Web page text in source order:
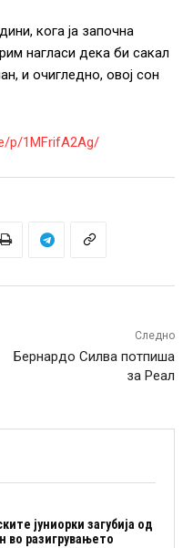
кога ја започна
нагласи дека би сакал
и очигледно, овој сон
p/1MFrifA2Ag/
Следно
Бернардо Силва потпиша
за Реал
јуниорки загубија од
во разигрувањето